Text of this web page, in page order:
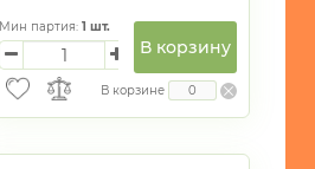
Мин партия:1 шт.
В корзину
В корзине